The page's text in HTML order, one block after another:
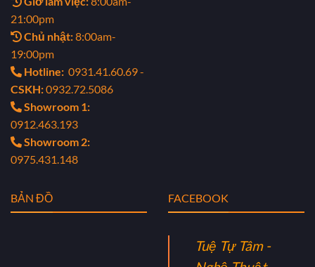
21:00pm
Chủ nhật:8:00am-
19:00pm
Hotline: 0931.41.60.69 -
CSKH:0932.72.5086
Showroom 1:
0912.463.193
Showroom 2:
0975.431.148
BẢN ĐỒ FACEBOOK
Tuệ Tự Tâm -